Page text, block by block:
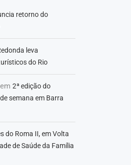
retorno do
leva
do Rio
2ª edição do
semana em Barra
do Roma II, em Volta
de Saúde da Família